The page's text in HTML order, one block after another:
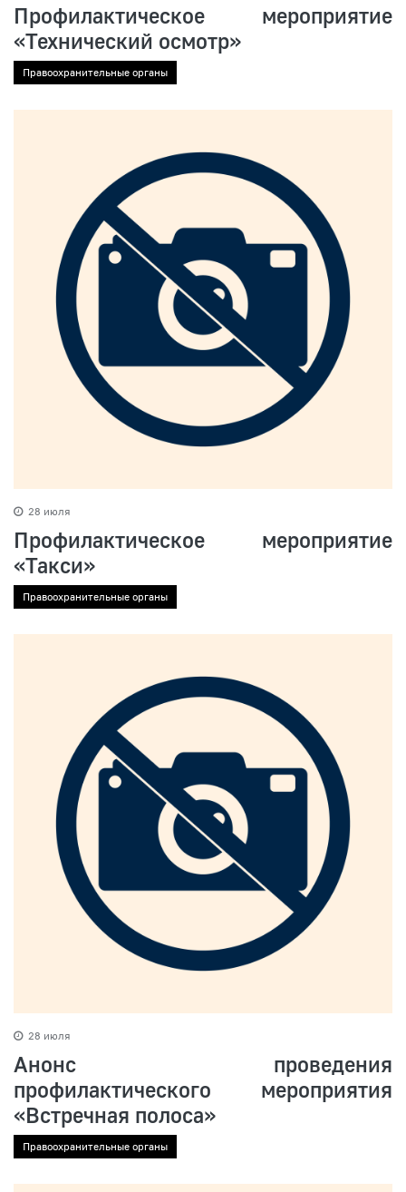
Профилактическое мероприятие
«Технический осмотр»
Правоохранительные органы
28 июля
Профилактическое мероприятие
«Такси»
Правоохранительные органы
28 июля
Анонс проведения
профилактического мероприятия
«Встречная полоса»
Правоохранительные органы